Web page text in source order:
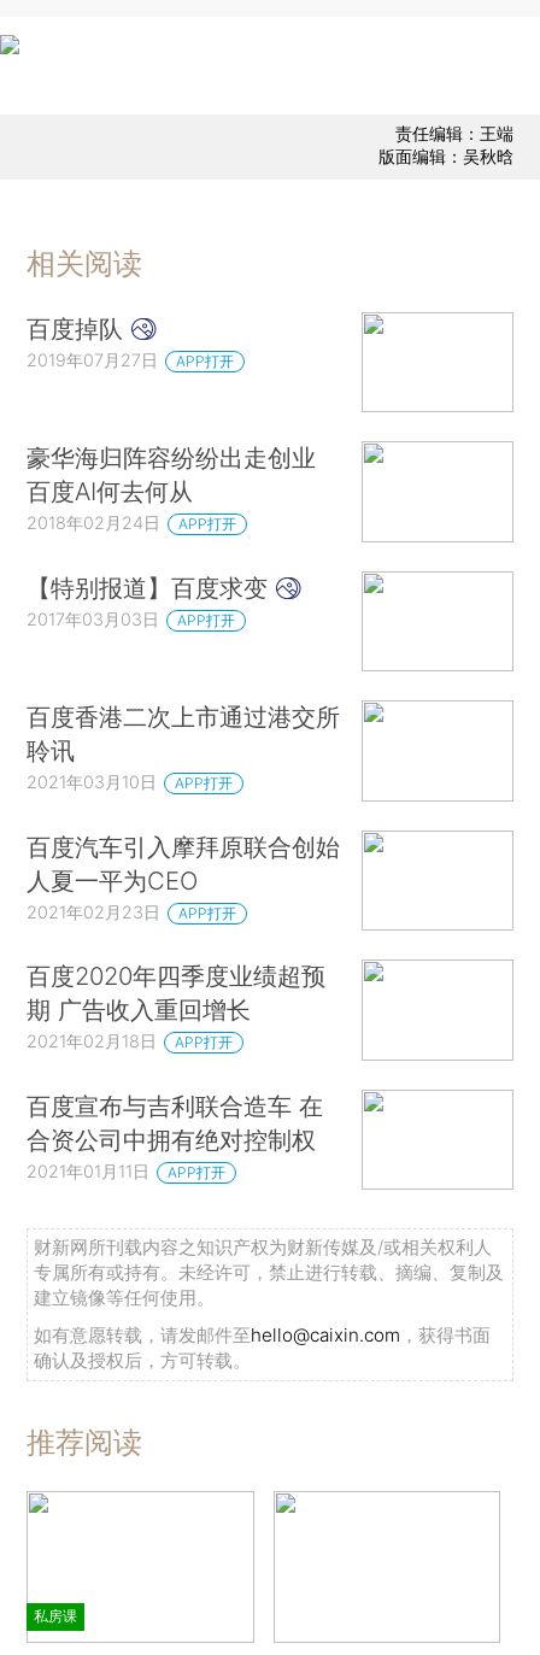
责任编辑：王端
版面编辑：吴秋晗
相关阅读
百度掉队
2019年07月27日 APP打开
豪华海归阵容纷纷出走创业
百度AI何去何从
2018年02月24日 APP打开
【特别报道】百度求变
2017年03月03日 APP打开
百度香港二次上市通过港交所
聆讯
2021年03月10日 APP打开
百度汽车引入摩拜原联合创始
人夏一平为CEO
2021年02月23日 APP打开
百度2020年四季度业绩超预
期 广告收入重回增长
2021年02月18日 APP打开
百度宣布与吉利联合造车 在
合资公司中拥有绝对控制权
2021年01月11日 APP打开
财新网所刊载内容之知识产权为财新传媒及/或相关权利人
专属所有或持有。未经许可，禁止进行转载、摘编、复制及
建立镜像等任何使用。
如有意愿转载，请发邮件至hello@caixin.com ，获得书面
确认及授权后，方可转载。
推荐阅读
私房课